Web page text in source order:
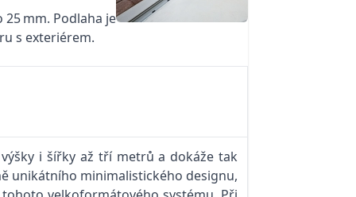
mm. Podlaha je
s exteriérem.
i šířky až tří metrů a dokáže tak
unikátního minimalistického designu,